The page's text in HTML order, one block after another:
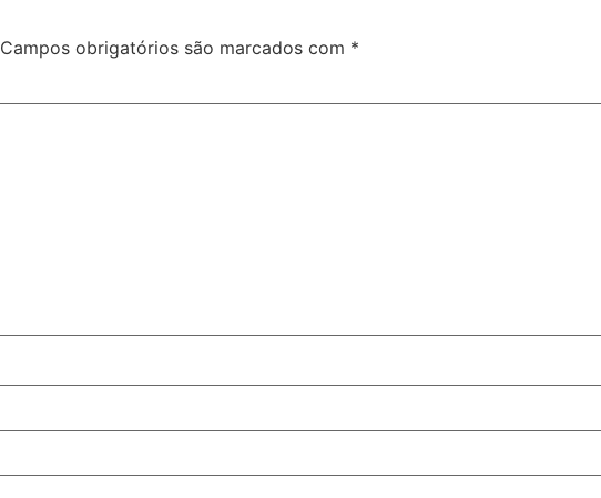
Campos obrigatórios são marcados com *